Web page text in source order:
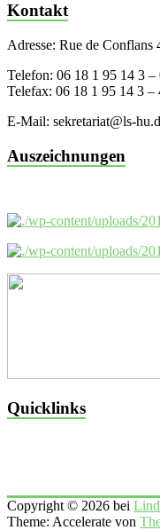
Kontakt
Adresse: Rue de Conflans
Telefon: 06 18 1 95 14 3 –
Telefax: 06 18 1 95 14 3 –
E-Mail: sekretariat@ls-
Auszeichnungen
Quicklinks
Copyright © 2026 bei
Theme: Accelerate von